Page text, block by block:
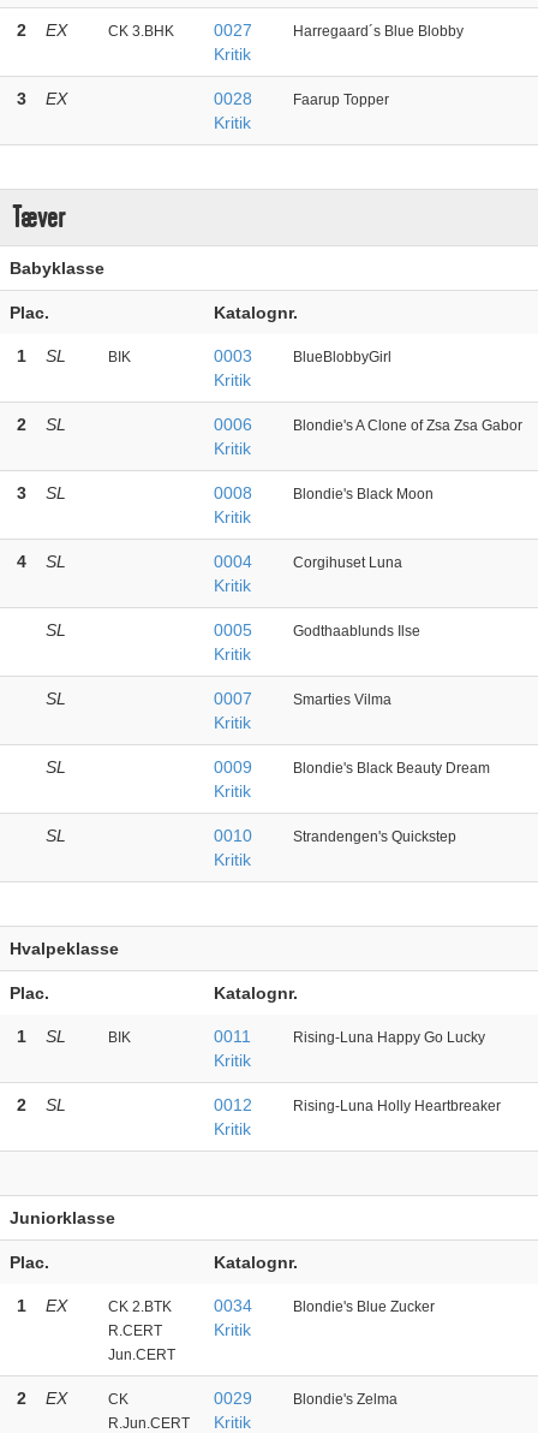
2 EX CK 3.BHK
0027
Kritik
Harregaard´s Blue Blobby
3 EX
0028
Kritik
Faarup Topper
Tæver
Babyklasse
Plac. Katalognr.
1 SL BIK
0003
Kritik
BlueBlobbyGirl
2 SL
0006
Kritik
Blondie's A Clone of Zsa Zsa Gabor
3 SL
0008
Kritik
Blondie's Black Moon
4 SL
0004
Kritik
Corgihuset Luna
SL
0005
Kritik
Godthaablunds Ilse
SL
0007
Kritik
Smarties Vilma
SL
0009
Kritik
Blondie's Black Beauty Dream
SL
0010
Kritik
Strandengen's Quickstep
Hvalpeklasse
Plac. Katalognr.
1 SL BIK
0011
Kritik
Rising-Luna Happy Go Lucky
2 SL
0012
Kritik
Rising-Luna Holly Heartbreaker
Juniorklasse
Plac. Katalognr.
1 EX
CK 2.BTK
R.CERT
Jun.CERT
0034
Kritik
Blondie's Blue Zucker
2 EX
CK
R.Jun.CERT
0029
Kritik
Blondie's Zelma